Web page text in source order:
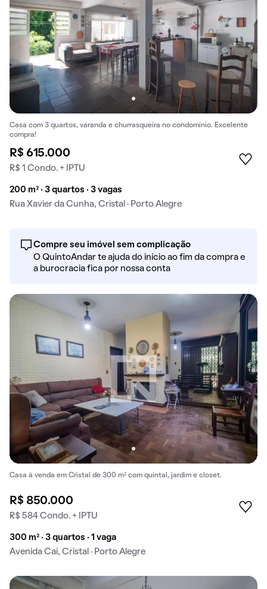
Casa com 3 quartos, varanda e churrasqueira no condomínio. Excelente
compra!
R$ 615.000
R$ 1 Condo. + IPTU
200 m² · 3 quartos · 3 vagas
Rua Xavier da Cunha, Cristal · Porto Alegre
Compre seu imóvel sem complicação
O QuintoAndar te ajuda do início ao fim da compra e
a burocracia fica por nossa conta
Casa à venda em Cristal de 300 m² com quintal, jardim e closet.
R$ 850.000
R$ 584 Condo. + IPTU
300 m² · 3 quartos · 1 vaga
Avenida Caí, Cristal · Porto Alegre